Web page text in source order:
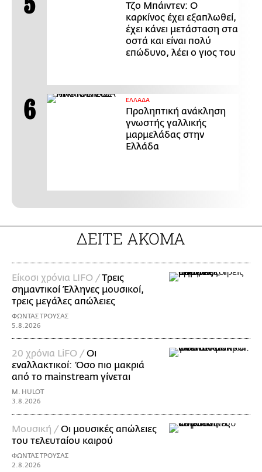
Τζο Μπάιντεν: Ο
καρκίνος έχει εξαπλωθεί,
έχει κάνει μετάσταση στα
οστά και είναι πολύ
επώδυνο, λέει ο γιος του
ΕΛΛΑΔΑ
Προληπτική ανάκληση
γνωστής γαλλικής
μαρμελάδας στην
Ελλάδα
ΔΕΙΤΕ ΑΚΟΜΑ
Είκοσι χρόνια LIFO /Tρεις
σημαντικοί Έλληνες μουσικοί,
τρεις μεγάλες απώλειες
ΦΩΝΤΑΣ ΤΡΟΥΣΑΣ
5.8.2026
20 χρόνια LiFO / Οι
εναλλακτικοί: Όσο πιο μακριά
από το mainstream γίνεται
M. HULOT
3.8.2026
Μουσική / Οι μουσικές απώλειες
του τελευταίου καιρού
ΦΩΝΤΑΣ ΤΡΟΥΣΑΣ
2.8.2026